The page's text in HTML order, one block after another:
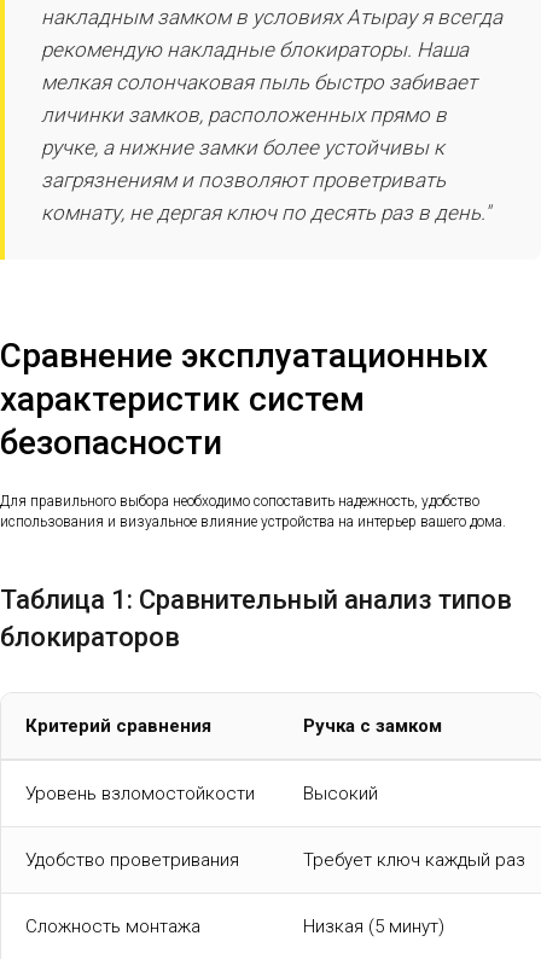
накладным замком в условиях Атырау я всегда
рекомендую накладные блокираторы. Наша
мелкая солончаковая пыль быстро забивает
личинки замков, расположенных прямо в
ручке, а нижние замки более устойчивы к
загрязнениям и позволяют проветривать
комнату, не дергая ключ по десять раз в день."
Сравнение эксплуатационных
характеристик систем
безопасности
Для правильного выбора необходимо сопоставить надежность, удобство
использования и визуальное влияние устройства на интерьер вашего дома.
Таблица 1: Сравнительный анализ типов
блокираторов
Критерий сравнения Ручка с замком
Уровень взломостойкости Высокий
Удобство проветривания Требует ключ каждый раз
Сложность монтажа Низкая (5 минут)